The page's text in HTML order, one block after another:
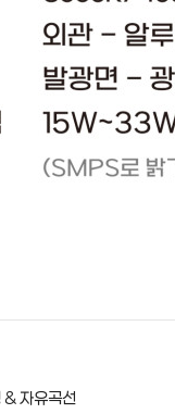
자유곡선